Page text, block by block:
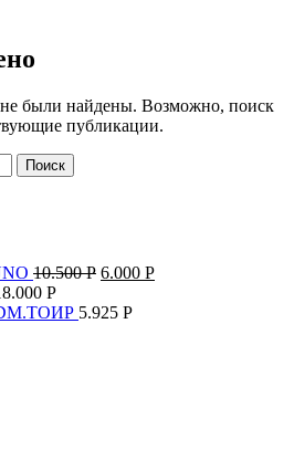
не были найдены. Возможно, поиск
публикации.
Поиск
10.500Р 6.000 Р
Р
5.925 Р